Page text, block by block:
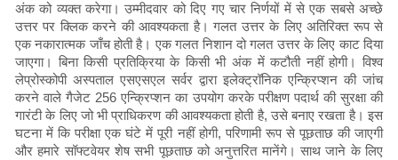
अंक को व्यक्त करेगा। उम्मीदवार को दिए गए चार निर्णयों में से एक सबसे अच्छे
उत्तर पर क्लिक करने की आवश्यकता है। गलत उत्तर के लिए अतिरिक्त रूप से
एक नकारात्मक जाँच होती है। एक गलत निशान दो गलत उत्तर के लिए काट दिया
जाएगा। बिना किसी प्रतिक्रिया के किसी भी अंक में कटौती नहीं होगी। विश्व
लेप्रोस्कोपी अस्पताल एसएसएल सर्वर द्वारा इलेक्ट्रॉनिक एन्क्रिप्शन की जांच
करने वाले गैजेट 256 एन्क्रिप्शन का उपयोग करके परीक्षण पदार्थ की सुरक्षा की
गारंटी के लिए जो भी प्राधिकरण की आवश्यकता होती है, उसे बनाए रखता है। इस
घटना में कि परीक्षा एक घंटे में पूरी नहीं होगी, परिणामी रूप से पूछताछ की जाएगी
और हमारे सॉफ्टवेयर शेष सभी पूछताछ को अनुत्तरित मानेंगे। साथ जाने के लिए